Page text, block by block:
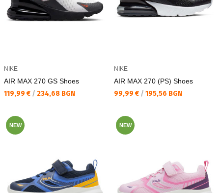
NIKE
AIR MAX 270 GS Shoes
Текуща цена:
119,99 € / 234,68 BGN
NIKE
AIR MAX 270 (PS) Shoes
Текуща цена:
99,99 € / 195,56 BGN
NEW NEW